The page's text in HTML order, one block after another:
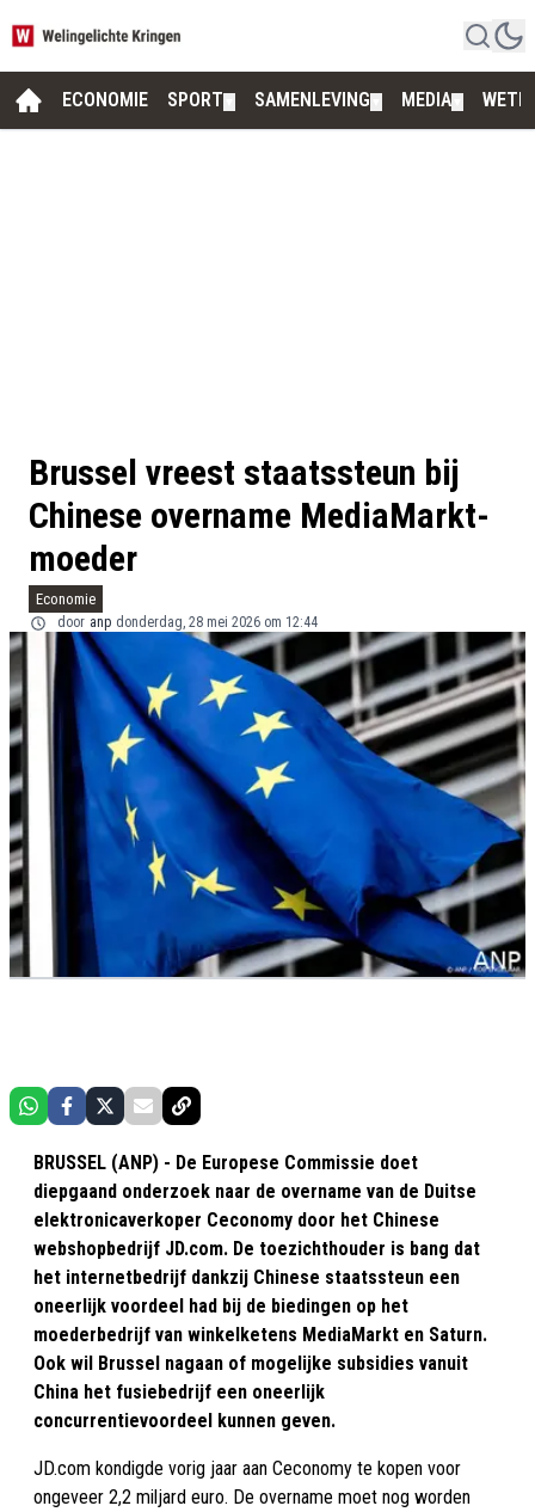
ECONOMIE SPORT SAMENLEVING MEDIA
Brussel vreest staatssteun bij
Chinese overname MediaMarkt-
moeder
Economie
door anp donderdag, 28 mei 2026 om 12:44
BRUSSEL (ANP) - De Europese Commissie doet
diepgaand onderzoek naar de overname van de Duitse
elektronicaverkoper Ceconomy door het Chinese
webshopbedrijf JD.com. De toezichthouder is bang dat
het internetbedrijf dankzij Chinese staatssteun een
oneerlijk voordeel had bij de biedingen op het
moederbedrijf van winkelketens MediaMarkt en Saturn.
Ook wil Brussel nagaan of mogelijke subsidies vanuit
China het fusiebedrijf een oneerlijk
concurrentievoordeel kunnen geven.
JD.com kondigde vorig jaar aan Ceconomy te kopen voor
ongeveer 2,2 miljard euro. De overname moet nog worden